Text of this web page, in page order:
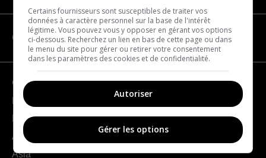
CATEGORIES
Geography
France
Europe
Americas
Asia
Certains fournisseurs sont susceptibles de traiter vos
données à caractère personnel sur la base de l'intérêt
légitime. Vous pouvez vous y opposer en gérant vos options
ci-dessous. Recherchez un lien en bas de cette page ou dans
le menu du site pour gérer ou retirer votre consentement
dans les paramètres des cookies et de confidentialité.
Autoriser
Gérer les options